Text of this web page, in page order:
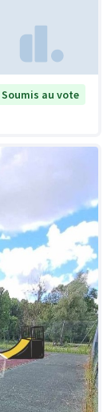
Soumis au vote